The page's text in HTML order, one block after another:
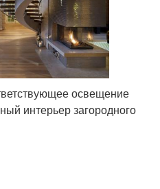
освещение
интерьер загородного